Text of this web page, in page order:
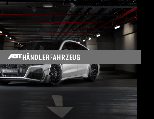
HÄNDLERFAHRZEUG